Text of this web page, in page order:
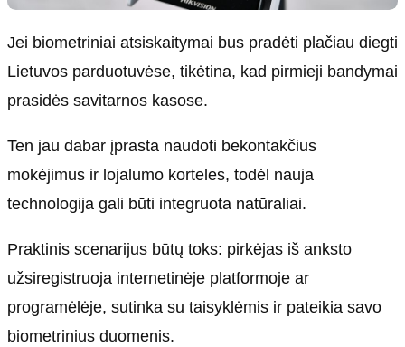
Jei biometriniai atsiskaitymai bus pradėti plačiau diegti
Lietuvos parduotuvėse, tikėtina, kad pirmieji bandymai
prasidės savitarnos kasose.
Ten jau dabar įprasta naudoti bekontakčius
mokėjimus ir lojalumo korteles, todėl nauja
technologija gali būti integruota natūraliai.
Praktinis scenarijus būtų toks: pirkėjas iš anksto
užsiregistruoja internetinėje platformoje ar
programėlėje, sutinka su taisyklėmis ir pateikia savo
biometrinius duomenis.